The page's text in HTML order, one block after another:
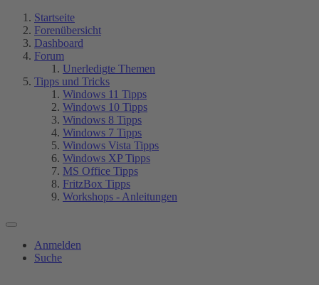
Startseite
Forenübersicht
Dashboard
Forum
Unerledigte Themen
Tipps und Tricks
Windows 11 Tipps
Windows 10 Tipps
Windows 8 Tipps
Windows 7 Tipps
Windows Vista Tipps
Windows XP Tipps
MS Office Tipps
FritzBox Tipps
Workshops - Anleitungen
Anmelden
Suche